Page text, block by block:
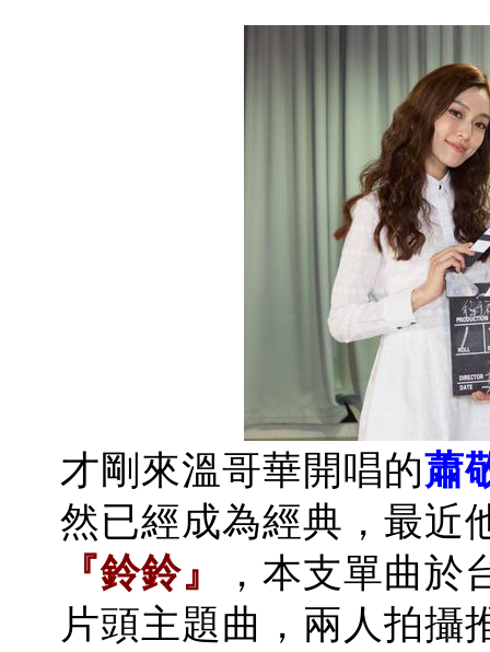
才剛來溫哥華開唱的蕭
然已經成為經典，最近
『鈴鈴』
，本支單曲於
片頭主題曲，兩人拍攝